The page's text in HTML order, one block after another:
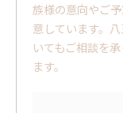
族様の意向やご
意しています。
いてもご相談を
ます。